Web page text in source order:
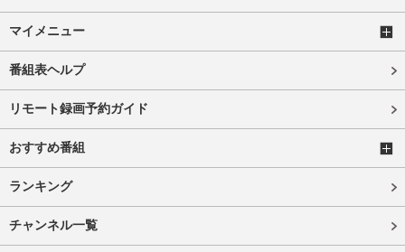
マイメニュー
番組表ヘルプ
リモート録画予約ガイド
おすすめ番組
ランキング
チャンネル一覧